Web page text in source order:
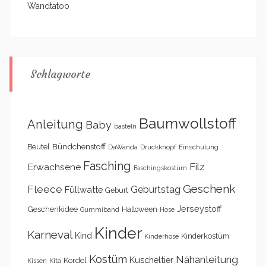
Wandtatoo
Schlagworte
Anleitung Baby basteln Baumwollstoff
Beutel Bündchenstoff DaWanda Druckknopf Einschulung
Erwachsene Fasching Faschingskostüm Filz
Fleece Füllwatte Geburt Geburtstag Geschenk
Geschenkidee Gummiband Halloween Hose Jerseystoff
Karneval Kind Kinder Kinderhose Kinderkostüm
Kissen Kita Kordel Kostüm Kuscheltier Nähanleitung